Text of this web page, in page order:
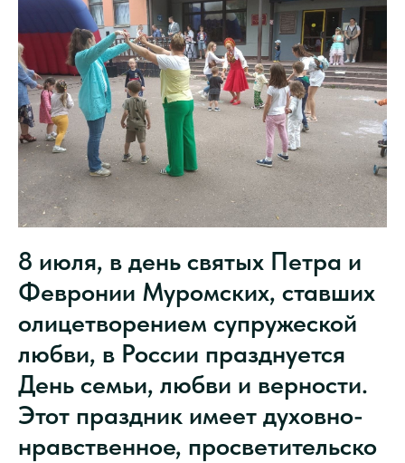
8 июля, в день святых Петра и
Февронии Муромских, ставших
олицетворением супружеской
любви, в России празднуется
День семьи, любви и верности.
Этот праздник имеет духовно-
нравственное, просветительско